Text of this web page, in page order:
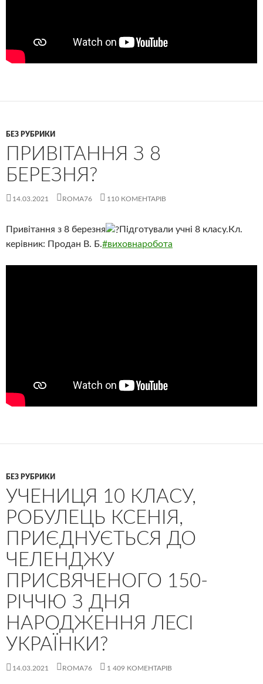
БЕЗ РУБРИКИ
ПРИВІТАННЯ З 8
БЕРЕЗНЯ?
14.03.2021 ROMA76 110 КОМЕНТАРІВ
Привітання з 8 березня
Підготували учні 8 класу.Кл.
керівник: Продан В. Б.#виховнаробота
БЕЗ РУБРИКИ
УЧЕНИЦЯ 10 КЛАСУ,
РОБУЛЕЦЬ КСЕНІЯ,
ПРИЄДНУЄТЬСЯ ДО
ЧЕЛЕНДЖУ
ПРИСВЯЧЕНОГО 150-
РІЧЧЮ З ДНЯ
НАРОДЖЕННЯ ЛЕСІ
УКРАЇНКИ?
14.03.2021 ROMA76 1 409 КОМЕНТАРІВ